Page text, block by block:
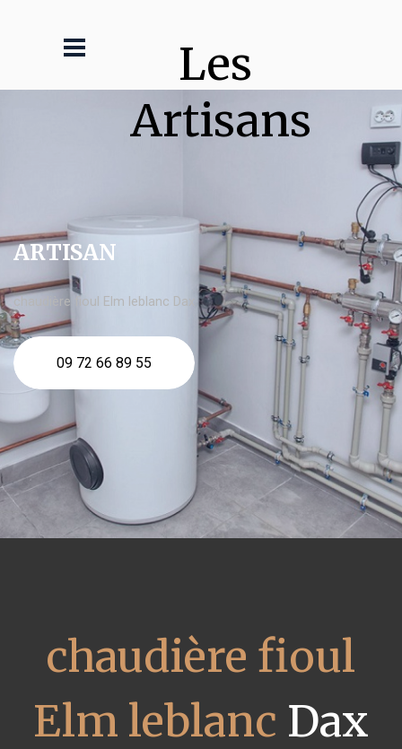
Les
Artisans
ARTISAN
chaudière fioul Elm leblanc Dax
09 72 66 89 55
chaudière fioul
Elm leblanc Dax